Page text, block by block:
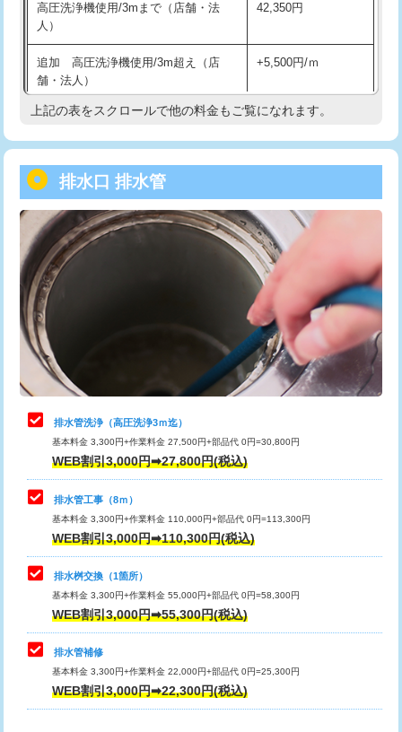
め込み）)
給水管工事※（土の掘削・埋め戻し作
業)
11,000円
給水管工事※（塩ビ管（VP・HI）使
用/3ｍまで)
用（追加）/3ｍ超え)
給水管工事※（ライニング鋼管・銅
管・ポリ管・HT管使用/3ｍまで)
44,000円
給水管工事※（ライニング鋼管・銅
管・ポリ管・HT管使用/3ｍ超え)
+8,800円
排水管工事（土の掘削・埋め戻し作
業）
11,000円~
排水管工事（排水管工事/3ｍまで） 55,000円
排水管工事（追加 排水管工事/3ｍ超
え）
マス交換（土の掘削・埋め戻し作業）
マス交換（深さ50㎝未満）
マス交換（深さ50㎝以上）
コンクリート斫り（厚さ10㎝まで）
コンクリート斫り（厚さ10㎝超え）
モルタル補修（厚さ10㎝まで）
モルタル補修（厚さ10㎝超え）
高圧洗浄機使用/3mまで（店舗・法
人）
42,350円
追加 高圧洗浄機使用/3m超え（店
舗・法人）
+5,500円/ｍ
高度高圧洗浄換 現地調査
トーラー機使用/3mまで
追加トーラー機使用/3m超え +3,300円
カメラ調査 33,000円
桝清掃 8,800円
止水・漏水調査・防水処理・清掃・修
理・調整・分解・加工など（軽作業）
11,000円
止水・漏水調査・防水処理・清掃・修
理・調整・分解・加工など（中作業）
22,000円
止水・漏水調査・防水処理・清掃・修
理・調整・分解・加工など（重作業）
33,000円
その他部品の脱着
交換・取付（タンク）
交換・取付(単水栓（壁付・デッキ
式）)
交換・取付(混合水栓（壁付・デッキ
式・ワンホール）)
16,500円+材料費
交換・取付(排水栓・排水トラップ
上記の表をスクロールで他の料金もご覧になれます。
排水口 排水管
排水管洗浄（高圧洗浄3ｍ迄）
基本料金 3,300円+作業料金 27,500円+部品代 0円=30,800円
WEB割引3,000円➡27,800円(税込)
排水管工事（8ｍ）
基本料金 3,300円+作業料金 110,000円+部品代 0円=113,300円
WEB割引3,000円➡110,300円(税込)
排水桝交換（1箇所）
基本料金 3,300円+作業料金 55,000円+部品代 0円=58,300円
WEB割引3,000円➡55,300円(税込)
排水管補修
基本料金 3,300円+作業料金 22,000円+部品代 0円=25,300円
WEB割引3,000円➡22,300円(税込)